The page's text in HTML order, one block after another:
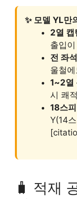
✨ 모델 YL만
2열 캡
출입
전 좌
울철
1~2열
시 쾌
18스
Y(14
🧳 적재